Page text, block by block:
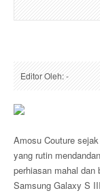
Editor Oleh: -
Amosu Couture
yang rutin
perhiasan mahal dan
Samsung Galaxy S